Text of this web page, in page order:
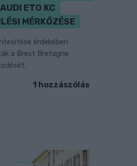
ETO KC
MÉRKŐZÉSE
érdekében
a Brest Bretagne
1 hozzászólás